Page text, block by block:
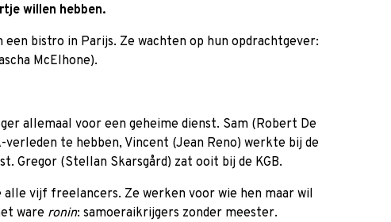
willen hebben.
bistro in Parijs. Ze wachten op hun opdrachtgever:
McElhone).
allemaal voor een geheime dienst. Sam (Robert De
verleden te hebben, Vincent (Jean Reno) werkte bij de
Gregor (Stellan Skarsgård) zat ooit bij de KGB.
alle vijf freelancers. Ze werken voor wie hen maar wil
ware ronin: samoeraikrijgers zonder meester.